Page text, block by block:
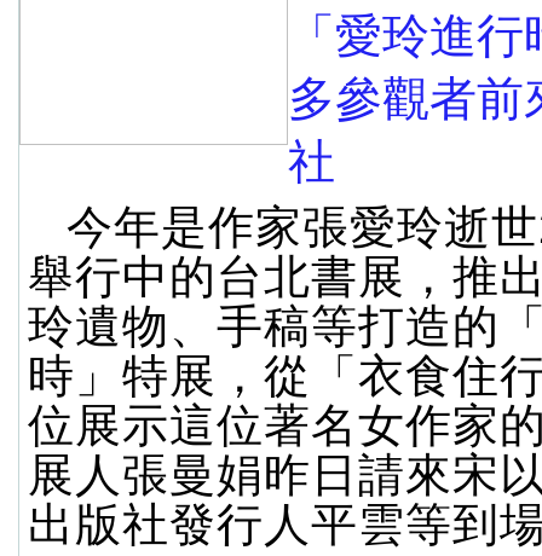
「愛玲進
多參觀者前
社
今年是作家張愛玲逝
舉行中的台北書展，推
玲遺物、手稿等打造的
時」特展，從「衣食住
位展示這位著名女作家
展人張曼娟昨日請來宋
出版社發行人平雲等到